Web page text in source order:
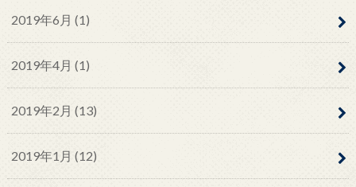
2019年6月 (1)
2019年4月 (1)
2019年2月 (13)
2019年1月 (12)